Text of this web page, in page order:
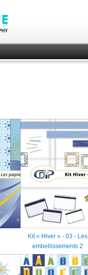
Kit « Hiver » - 03 - Les
embellissements 2